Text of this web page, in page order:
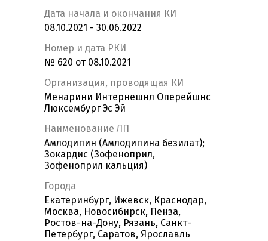
Дата начала и окончания КИ
08.10.2021 - 30.06.2022
Номер и дата РКИ
№ 620 от 08.10.2021
Организация, проводящая КИ
Менарини Интернешнл Оперейшнс
Люксембург Эс Эй
Наименование ЛП
Амлодипин (Амлодипина безилат);
Зокардис (Зофеноприл,
Зофеноприл кальция)
Города
Екатеринбург, Ижевск, Краснодар,
Москва, Новосибирск, Пенза,
Ростов-на-Дону, Рязань, Санкт-
Петербург, Саратов, Ярославль